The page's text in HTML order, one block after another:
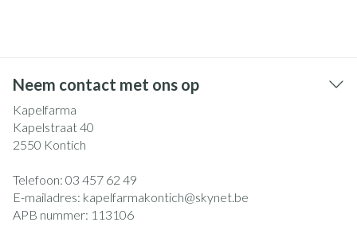
Neem contact met ons op
Kapelfarma
Kapelstraat 40
2550 Kontich
Telefoon: 03 457 62 49
E-mailadres: kapelfarmakontich@skynet.be
APB nummer: 113106